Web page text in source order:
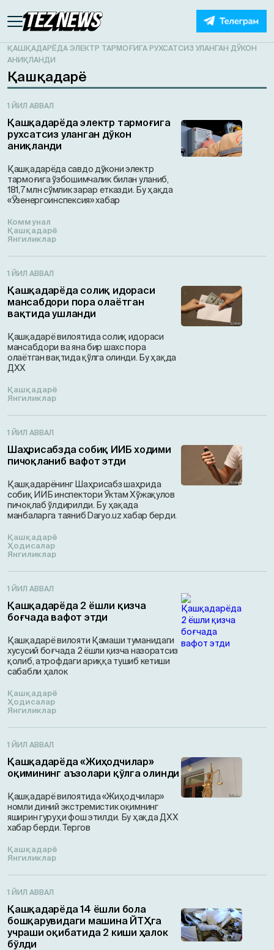
ҚАШҚАДАРЁДА ЭЛЕКТР ТАРМОҒИГА РУХСАТСИЗ УЛАНГАН ДЎКОН
АНИҚЛАНДИ
Қашқадарё
1 ЙИЛ АВВАЛ
Қашқадарёда электр тармоғига
рухсатсиз уланган дўкон
аниқланди
Қашқадарёда савдо дўкони электр
тармоғига ўзбошимчалик билан уланиб,
181,7 млн сўмлик зарар етказди. Бу ҳақда
«Ўзенергоинспексия» хабар
Коммунал
Қашқадарё
Янгиликлар
1 ЙИЛ АВВАЛ
Қашқадарёда солиқ идораси
мансабдори пора олаётган
вақтида ушланди
Қашқадарё вилоятида солиқ идораси
мансабдори ва яна бир шахс пора
олаётган вақтида қўлга олинди. Бу ҳақда
ДХХ
Қашқадарё
Янгиликлар
1 ЙИЛ АВВАЛ
Шаҳрисабзда собиқ ИИБ ходими
пичоқланиб вафот этди
Қашқадарёнинг Шаҳрисабз шаҳрида
собиқ ИИБ инспектори Ўктам Хўжақулов
пичоқлаб ўлдирилди. Бу ҳақада
манбаларга таяниб Daryo.uz хабар берди.
Қашқадарё
Ҳодисалар
Янгиликлар
1 ЙИЛ АВВАЛ
Қашқадарёда 2 ёшли қизча
боғчада вафот этди
Қашқадарё вилояти Қамаши туманидаги
хусусий боғчада 2 ёшли қизча назоратсиз
қолиб, атрофдаги ариққа тушиб кетиши
сабабли ҳалок
Қашқадарё
Ҳодисалар
Янгиликлар
1 ЙИЛ АВВАЛ
Қашқадарёда «Жиҳодчилар»
оқимининг аъзолари қўлга олинди
Қашқадарё вилоятида «Жиҳодчилар»
номли диний экстремистик оқимнинг
яширин гуруҳи фош этилди. Бу ҳақда ДХХ
хабар берди. Тергов
Қашқадарё
Янгиликлар
1 ЙИЛ АВВАЛ
Қашқадарёда 14 ёшли бола
бошқарувидаги машина ЙТҲга
учраши оқибатида 2 киши ҳалок
бўлди